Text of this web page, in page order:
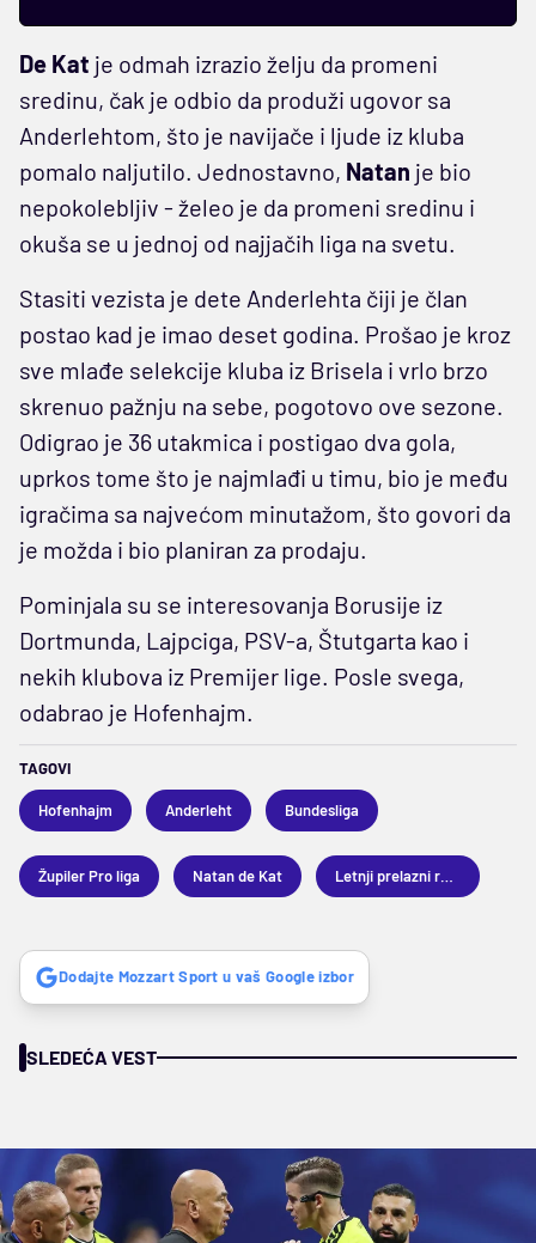
De Kat je odmah izrazio želju da promeni
sredinu, čak je odbio da produži ugovor sa
Anderlehtom, što je navijače i ljude iz kluba
pomalo naljutilo. Jednostavno, Natan je bio
nepokolebljiv - želeo je da promeni sredinu i
okuša se u jednoj od najjačih liga na svetu.
Stasiti vezista je dete Anderlehta čiji je član
postao kad je imao deset godina. Prošao je kroz
sve mlađe selekcije kluba iz Brisela i vrlo brzo
skrenuo pažnju na sebe, pogotovo ove sezone.
Odigrao je 36 utakmica i postigao dva gola,
uprkos tome što je najmlađi u timu, bio je među
igračima sa najvećom minutažom, što govori da
je možda i bio planiran za prodaju.
Pominjala su se interesovanja Borusije iz
Dortmunda, Lajpciga, PSV-a, Štutgarta kao i
nekih klubova iz Premijer lige. Posle svega,
odabrao je Hofenhajm.
TAGOVI
Hofenhajm Anderleht Bundesliga
Župiler Pro liga Natan de Kat
Dodajte Mozzart Sport u vaš Google izbor
SLEDEĆA VEST